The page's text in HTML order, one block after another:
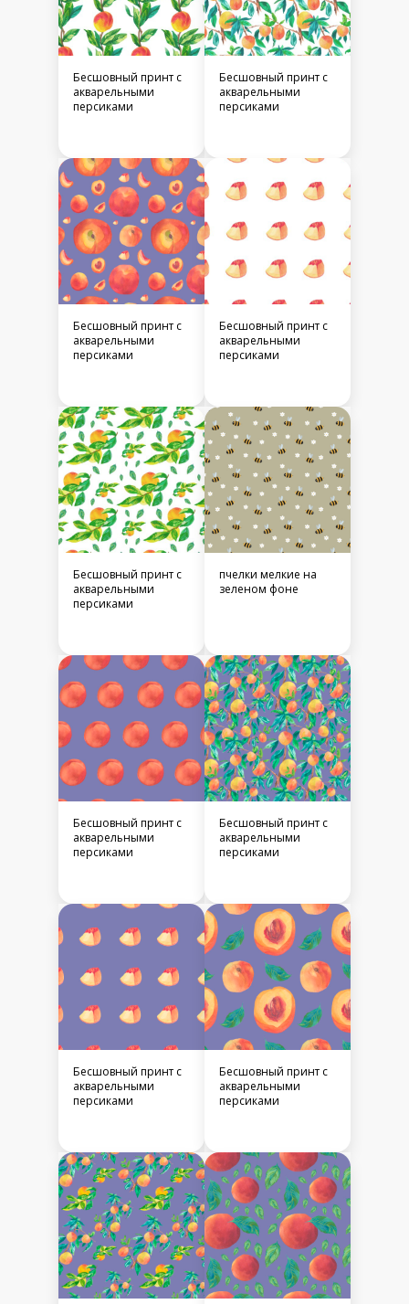
Бесшовный принт c
акварельными
персиками
Бесшовный принт c
акварельными
персиками
Бесшовный принт c
акварельными
персиками
Бесшовный принт c
акварельными
персиками
Бесшовный принт c
акварельными
персиками
пчелки мелкие на
зеленом фоне
Бесшовный принт c
акварельными
персиками
Бесшовный принт c
акварельными
персиками
Бесшовный принт c
акварельными
персиками
Бесшовный принт c
акварельными
персиками